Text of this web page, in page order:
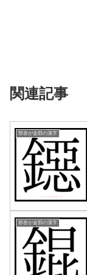
関連記事
部首が金部の漢字
部首が金部の漢字